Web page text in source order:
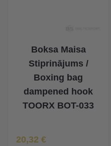
Boksa Maisa
Stiprinājums /
Boxing bag
dampened hook
TOORX BOT-033
Īpaša Cena
20,32 €